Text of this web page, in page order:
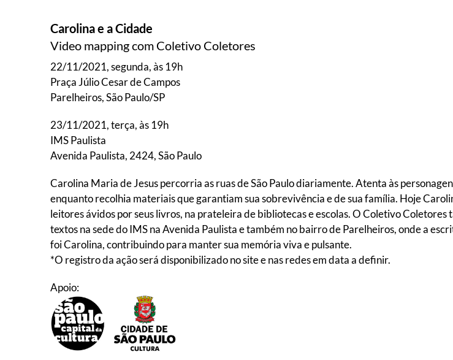
Carolina e a Cidade
Video mapping com Coletivo Coletores
22/11/2021, segunda, às 19h
Praça Júlio Cesar de Campos
Parelheiros, São Paulo/SP
23/11/2021, terça, às 19h
IMS Paulista
Avenida Paulista, 2424, São Paulo
Carolina Maria de Jesus percorria as ruas de São Paulo diariamente. Atenta às
enquanto recolhia materiais que garantiam sua sobrevivência e de sua família. Hoje
leitores ávidos por seus livros, na prateleira de bibliotecas e escolas. O Coletivo
textos na sede do IMS na Avenida Paulista e também no bairro de Parelheiros, onde a
foi Carolina, contribuindo para manter sua memória viva e pulsante.
*O registro da ação será disponibilizado no site e nas redes em data a definir.
Apoio: